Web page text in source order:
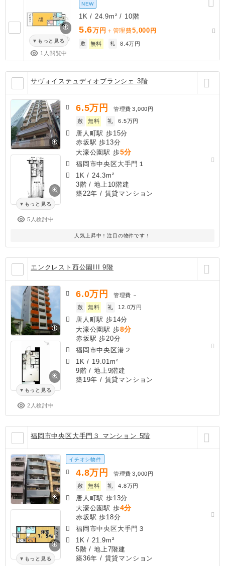
もっと見る
1人閲覧中
NEW
1K / 24.9m² / 10階
5.6万円 ＋管理費5,000 円
敷 無料 礼 8.4万円
サヴォイステュディオブランシェ 3階
もっと見る
5人検討中
6.5万円 管理費 3,000円
敷
無料 礼 6.5万円
唐人町駅 歩15分
赤坂駅 歩13分
大濠公園駅 歩5分
福岡市中央区大手門１
1K / 24.3m²
3階 / 地上10階建
築22年 / 賃貸マンション
人気上昇中！注目の物件です！
エンクレスト西公園III 9階
もっと見る
2人検討中
6.0万円 管理費 －
敷
無料 礼 12.0万円
唐人町駅 歩14分
大濠公園駅 歩8分
赤坂駅 歩20分
福岡市中央区港２
1K / 19.01m²
9階 / 地上9階建
築19年 / 賃貸マンション
福岡市中央区大手門３ マンション 5階
もっと見る
イチオシ物件
4.8万円 管理費 3,000円
敷
無料 礼 4.8万円
唐人町駅 歩13分
大濠公園駅 歩4分
赤坂駅 歩18分
福岡市中央区大手門３
1K / 21.9m²
5階 / 地上7階建
築36年 / 賃貸マンション